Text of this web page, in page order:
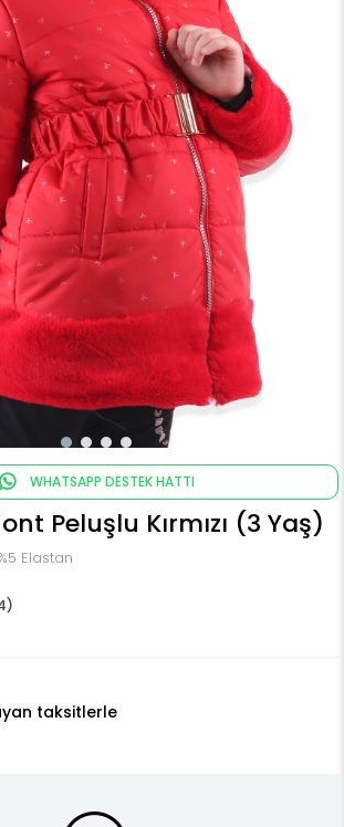
WHATSAPP DESTEK HATTI
Peluşlu Kırmızı (3 Yaş)
Elastan
taksitlerle